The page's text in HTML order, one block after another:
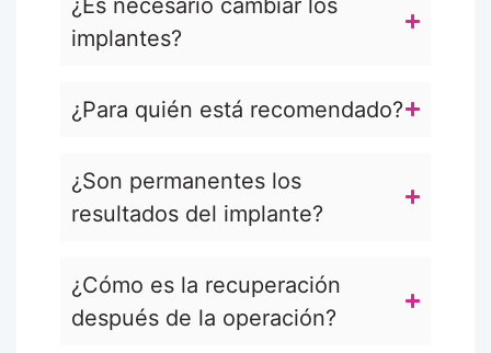
implantes?
¿Para quién está recomendado?
¿Son permanentes los
resultados del implante?
¿Cómo es la recuperación
después de la operación?